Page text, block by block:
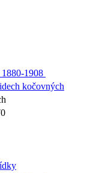
1880-1908
kočovných